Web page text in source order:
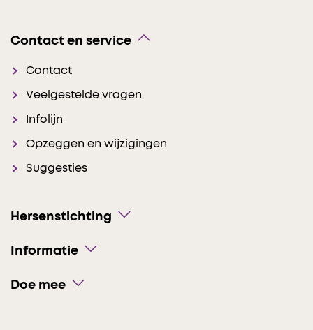
Contact en service
Contact
Veelgestelde vragen
Infolijn
Opzeggen en wijzigingen
Suggesties
Hersenstichting
Informatie
Doe mee